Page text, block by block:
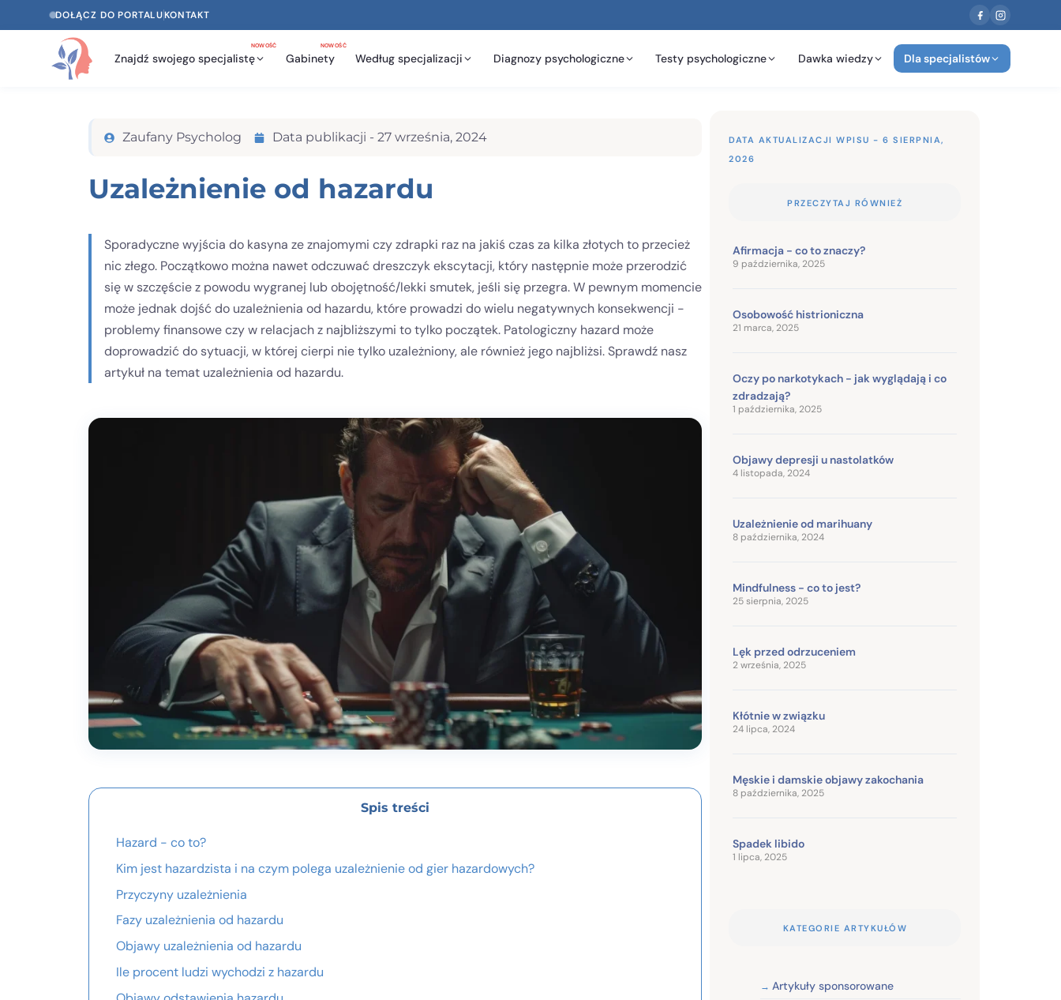
DOŁĄCZ DO PORTALUKONTAKT
Znajdź swojego specjalistę
NOWOŚĆ
Gabinety
NOWOŚĆ
Według specjalizacji Diagnozy psychologiczne Testy psychologiczne Dawka wiedzy Dla specjalistów
Zaufany Psycholog Data publikacji - 27 września, 2024
Uzależnienie od hazardu
Sporadyczne wyjścia do kasyna ze znajomymi czy zdrapki raz na jakiś czas za kilka złotych to przecież
nic złego. Początkowo można nawet odczuwać dreszczyk ekscytacji, który następnie może przerodzić
się w szczęście z powodu wygranej lub obojętność/lekki smutek, jeśli się przegra. W pewnym momencie
może jednak dojść do uzależnienia od hazardu, które prowadzi do wielu negatywnych konsekwencji -
problemy finansowe czy w relacjach z najbliższymi to tylko początek. Patologiczny hazard może
doprowadzić do sytuacji, w której cierpi nie tylko uzależniony, ale również jego najbliżsi. Sprawdź nasz
artykuł na temat uzależnienia od hazardu.
Spis treści
Hazard - co to?
Kim jest hazardzista i na czym polega uzależnienie od gier hazardowych?
Przyczyny uzależnienia
Fazy uzależnienia od hazardu
Objawy uzależnienia od hazardu
Ile procent ludzi wychodzi z hazardu
DATA AKTUALIZACJI WPISU - 6 SIERPNIA,
2026
PRZECZYTAJ RÓWNIEŻ
Afirmacja - co to znaczy?
9 października, 2025
Osobowość histrioniczna
21 marca, 2025
Oczy po narkotykach - jak wyglądają i co
zdradzają?
1 października, 2025
Objawy depresji u nastolatków
4 listopada, 2024
Uzależnienie od marihuany
8 października, 2024
Mindfulness - co to jest?
25 sierpnia, 2025
Lęk przed odrzuceniem
2 września, 2025
Kłótnie w związku
24 lipca, 2024
Męskie i damskie objawy zakochania
8 października, 2025
Spadek libido
1 lipca, 2025
KATEGORIE ARTYKUŁÓW
Artykuły sponsorowane